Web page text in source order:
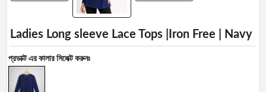
Ladies Long sleeve Lace Tops |Iron Free | Navy
প্রডাক্ট এর কালার সিলেক্ট করুনঃ